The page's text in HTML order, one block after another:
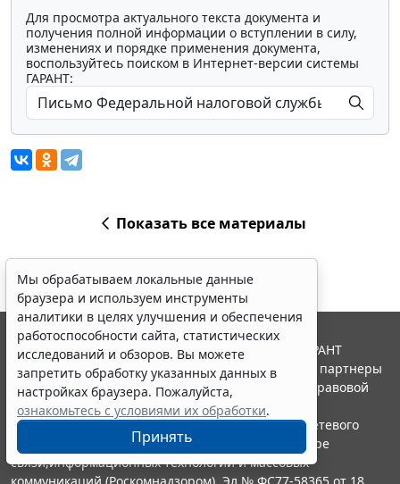
Для просмотра актуального текста документа и
получения полной информации о вступлении в силу,
изменениях и порядке применения документа,
воспользуйтесь поиском в Интернет-версии системы
ГАРАНТ:
Показать все материалы
Мы обрабатываем локальные данные
браузера и используем инструменты
аналитики в целях улучшения и обеспечения
работоспособности сайта, статистических
исследований и обзоров. Вы можете
запретить обработку указанных данных в
настройках браузера. Пожалуйста,
ознакомьтесь с условиями их обработки.
Принять
© ООО "НПП "ГАРАНТ-СЕРВИС", 2026. Система ГАРАНТ
выпускается с 1990 года. Компания "Гарант" и ее партнеры
являются участниками Российской ассоциации правовой
информации ГАРАНТ.
Портал ГАРАНТ.РУ зарегистрирован в качестве сетевого
издания Федеральной службой по надзору в сфере
связи,информационных технологий и массовых